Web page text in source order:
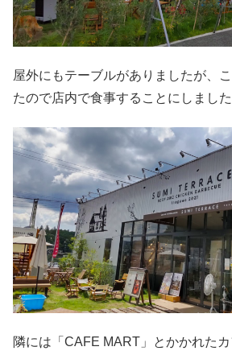
屋外にもテーブルがありましたが、
たので店内で食事することにしました
隣には「CAFE MART」とかかれた